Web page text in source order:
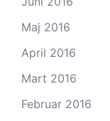
Maj 2016
April 2016
Mart 2016
Februar 2016